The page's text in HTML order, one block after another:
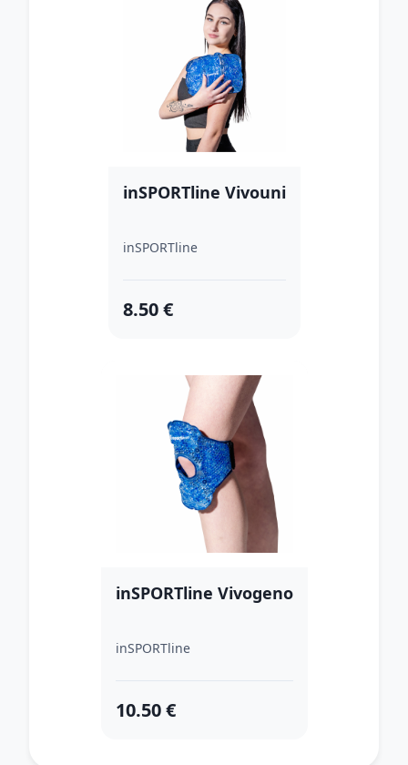
inSPORTline Vivouni
inSPORTline
8.50 €
inSPORTline Vivogeno
inSPORTline
10.50 €